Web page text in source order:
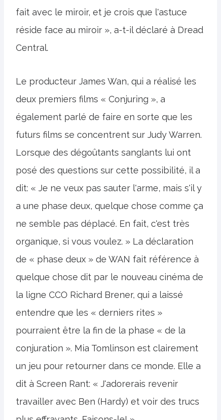
fait avec le miroir, et je crois que l'astuce
réside face au miroir », a-t-il déclaré à Dread
Central.
Le producteur James Wan, qui a réalisé les
deux premiers films « Conjuring », a
également parlé de faire en sorte que les
futurs films se concentrent sur Judy Warren.
Lorsque des dégoûtants sanglants lui ont
posé des questions sur cette possibilité, il a
dit: « Je ne veux pas sauter l'arme, mais s'il y
a une phase deux, quelque chose comme ça
ne semble pas déplacé. En fait, c'est très
organique, si vous voulez. » La déclaration
de « phase deux » de WAN fait référence à
quelque chose dit par le nouveau cinéma de
la ligne CCO Richard Brener, qui a laissé
entendre que les « derniers rites »
pourraient être la fin de la phase « de la
conjuration ». Mia Tomlinson est clairement
un jeu pour retourner dans ce monde. Elle a
dit à Screen Rant: « J'adorerais revenir
travailler avec Ben (Hardy) et voir des trucs